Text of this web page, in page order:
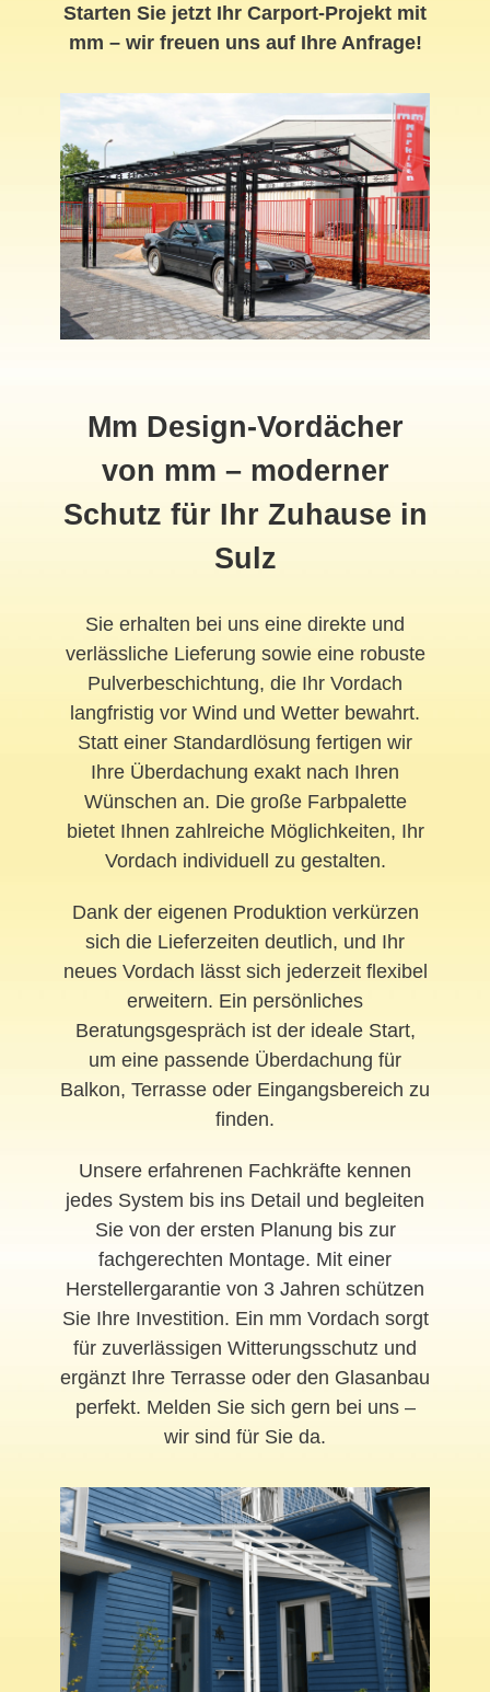
Starten Sie jetzt Ihr Carport-Projekt mit
mm – wir freuen uns auf Ihre Anfrage!
Mm Design-Vordächer
von mm – moderner
Schutz für Ihr Zuhause in
Sulz
Sie erhalten bei uns eine direkte und
verlässliche Lieferung sowie eine robuste
Pulverbeschichtung, die Ihr Vordach
langfristig vor Wind und Wetter bewahrt.
Statt einer Standardlösung fertigen wir
Ihre Überdachung exakt nach Ihren
Wünschen an. Die große Farbpalette
bietet Ihnen zahlreiche Möglichkeiten, Ihr
Vordach individuell zu gestalten.
Dank der eigenen Produktion verkürzen
sich die Lieferzeiten deutlich, und Ihr
neues Vordach lässt sich jederzeit flexibel
erweitern. Ein persönliches
Beratungsgespräch ist der ideale Start,
um eine passende Überdachung für
Balkon, Terrasse oder Eingangsbereich zu
finden.
Unsere erfahrenen Fachkräfte kennen
jedes System bis ins Detail und begleiten
Sie von der ersten Planung bis zur
fachgerechten Montage. Mit einer
Herstellergarantie von 3 Jahren schützen
Sie Ihre Investition. Ein mm Vordach sorgt
für zuverlässigen Witterungsschutz und
ergänzt Ihre Terrasse oder den Glasanbau
perfekt. Melden Sie sich gern bei uns –
wir sind für Sie da.